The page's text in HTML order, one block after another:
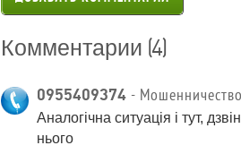
Комментарии (4)
0955409374 - Мошенничество
Аналогічна ситуація і тут,
нього